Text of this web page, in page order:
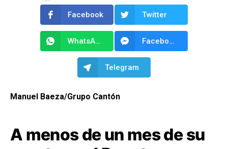
Facebook Twitter
WhatsApp Facebook Messenger
Telegram
Manuel Baeza/Grupo Cantón
A menos de un mes de su